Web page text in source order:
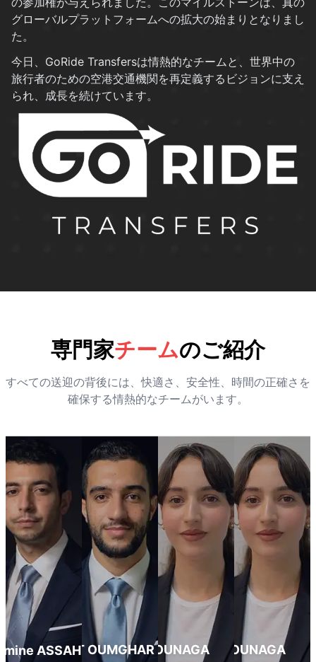
グローバルプラットフォームへの拡大の始まりとなりまし
た。
今日、GoRide Transfersは情熱的なチームと、世界中の
旅行者のための空港交通機関を再定義するビジョンに支え
られ、成長を続けています。
専門家チームのご紹介
すべての送迎の背後には、快適さ、安全性、時間の正確さを
確保する情熱的なチームがいます。
ASSAHMOUR
khalid AIT OUMGHARHabiba BOUNAGAHabiba BOUNAGA